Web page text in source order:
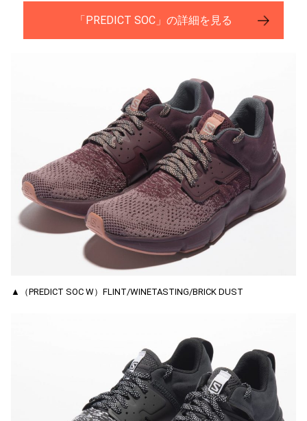
「PREDICT SOC」の詳細を見る
▲（PREDICT SOC W）FLINT/WINETASTING/BRICK DUST